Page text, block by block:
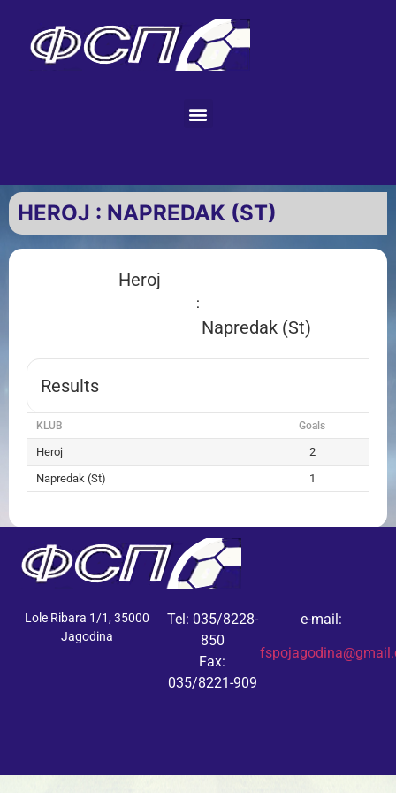
HEROJ : NAPREDAK (ST)
Heroj
:
Napredak (St)
Results
KLUB Goals
Heroj
2
Napredak (St)
1
Lole Ribara 1/1, 35000
Jagodina
Tel: 035/8228-
850
Fax:
035/8221-909
e-mail: